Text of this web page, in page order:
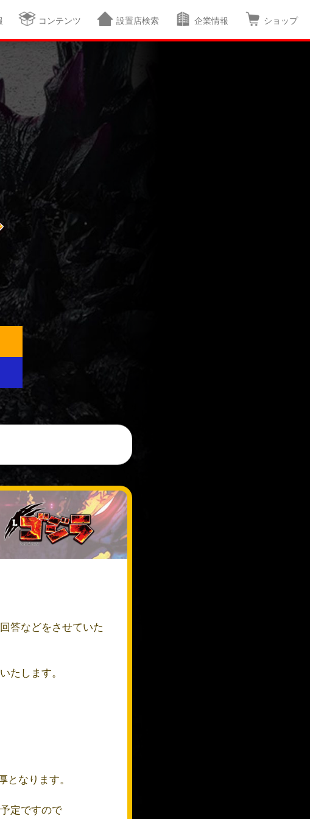
コンテンツ 設置店検索 企業情報 ショップ
答などをさせていた
たします。
となります。
定ですので